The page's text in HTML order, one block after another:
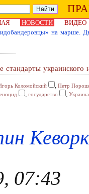
НОВОСТИ
ВИДЕО
на марше.
украинского
Коломойский , Петр
, государство ,
07:43